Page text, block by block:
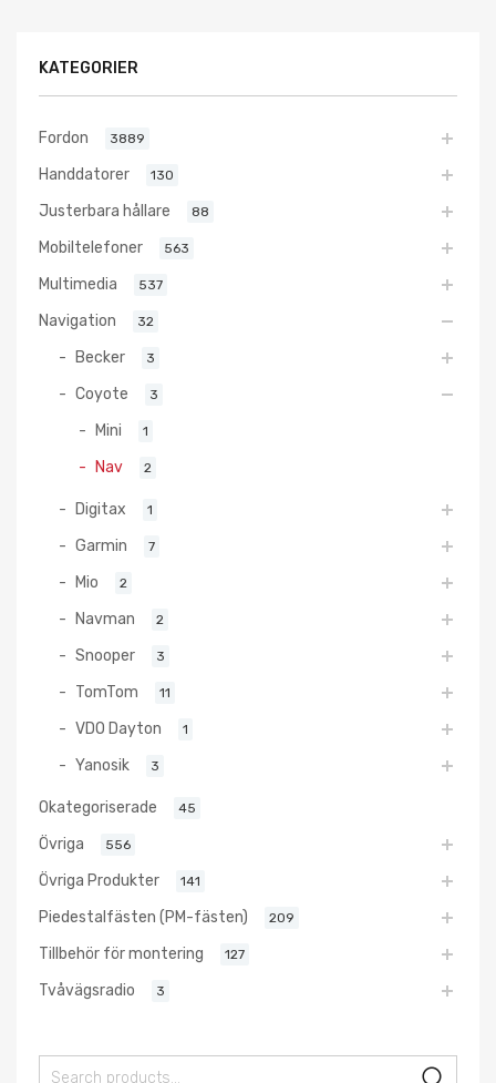
KATEGORIER
Fordon 3889
Handdatorer 130
Justerbara hållare 88
Mobiltelefoner 563
Multimedia 537
Navigation 32
Becker 3
Coyote 3
Mini 1
Nav 2
Digitax 1
Garmin 7
Mio 2
Navman 2
Snooper 3
TomTom 11
VDO Dayton 1
Yanosik 3
Okategoriserade 45
Övriga 556
Övriga Produkter 141
Piedestalfästen (PM-fästen) 209
Tillbehör för montering 127
Tvåvägsradio 3